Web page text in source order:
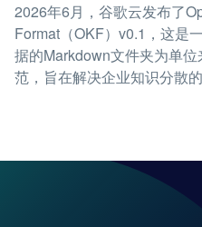
2026年6月，谷歌云发布了
Format（OKF）v0.1，这是
据的Markdown文件夹为单
范，旨在解决企业知识分散的